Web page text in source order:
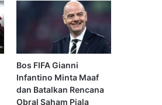
Bos FIFA Gianni
Infantino Minta Maaf
dan Batalkan Rencana
Obral Saham Piala